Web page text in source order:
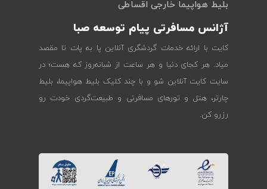
بلیط هواپیما خارجی اقساطی
آژانس مسافرتی پیام توسعه صبا
کایت با ارائه خدمات گردشگری آنلاین پا به پات تا مقصد
میاد. هر کجای دنیا و هر ساعت از شبانه‌روز که هست؛ در
سایت کایت آنلاین شو و با چند کلیک بلیط هواپیما، بلیط
چارتر، هتل و تورهای مسافرتی و طبیعت‌گردی خودت رو
رزرو کن.